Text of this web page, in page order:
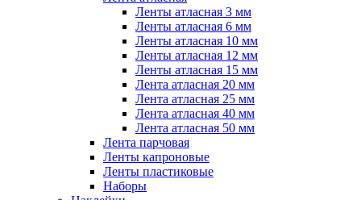
Ленты атласная 3 мм
Ленты атласная 6 мм
Ленты атласная 10 мм
Ленты атласная 12 мм
Ленты атласная 15 мм
Лента атласная 20 мм
Лента атласная 25 мм
Лента атласная 40 мм
Лента атласная 50 мм
Лента парчовая
Ленты капроновые
Ленты пластиковые
Наборы